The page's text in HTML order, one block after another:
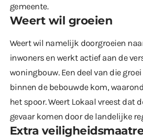
gemeente.
Weert wil groeien
Weert wil namelijk doorgroeien
inwonersen werkt actief aan de
woningbouw. Een deel van die
binnen de bebouwde kom,
het spoor. Weert Lokaal vreest dat
gevaar komen door de landelijke
Extra